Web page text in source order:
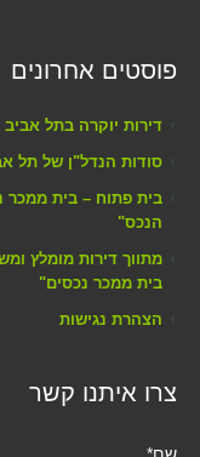
פוסטים אחרונים
דירות יוקרה בתל אביב
סודות הנדל"ן של תל
בית פתוח – בית ממכר
הנכס"
מתווך דירות מומלץ
בית ממכר נכסים"
הצהרת נגישות
צרו איתנו קשר